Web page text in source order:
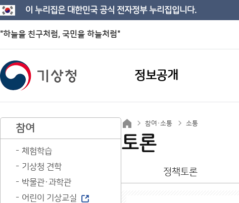
이 누리집은 대한민국 공식 전자정부 누리집입니다.
"하늘을 친구처럼, 국민을 하늘처럼"
정보공개
참여
체험학습
기상청 견학
박물관·과학관
어린이 기상교실
참여·소통 소통
토론
정책토론